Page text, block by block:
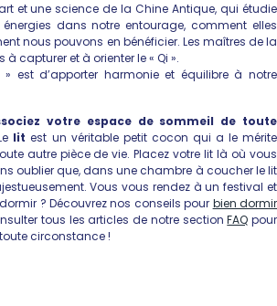
et une science de la Chine Antique, qui étudie
dans notre entourage, comment elles
nous pouvons en bénéficier. Les maîtres de la
capturer et à orienter le « Qi ».
est d’apporter harmonie et équilibre à notre
votre espace de sommeil de toute
lit est un véritable petit cocon qui a le mérite
autre pièce de vie. Placez votre lit là où vous
oublier que, dans une chambre à coucher le lit
Vous vous rendez à un festival et
? Découvrez nos conseils pour bien dormir
tous les articles de notre sectionFAQ pour
circonstance !